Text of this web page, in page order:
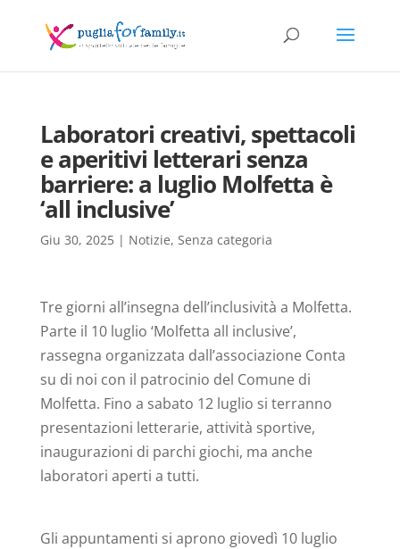
Laboratori creativi, spettacoli
e aperitivi letterari senza
barriere: a luglio Molfetta è
‘all inclusive’
Giu 30, 2025| Notizie, Senza categoria
Tre giorni all’insegna dell’inclusività a Molfetta.
Parte il 10 luglio ‘Molfetta all inclusive’,
rassegna organizzata dall’associazione Conta
su di noi con il patrocinio del Comune di
Molfetta. Fino a sabato 12 luglio si terranno
presentazioni letterarie, attività sportive,
inaugurazioni di parchi giochi, ma anche
laboratori aperti a tutti.
Gli appuntamenti si aprono giovedì 10 luglio